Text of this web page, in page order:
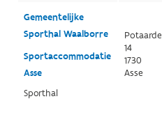
Gemeentelijke
Sporthal Waalborre
Sportaccommodatie
Asse
Sporthal
Potaarde
14
1730
Asse